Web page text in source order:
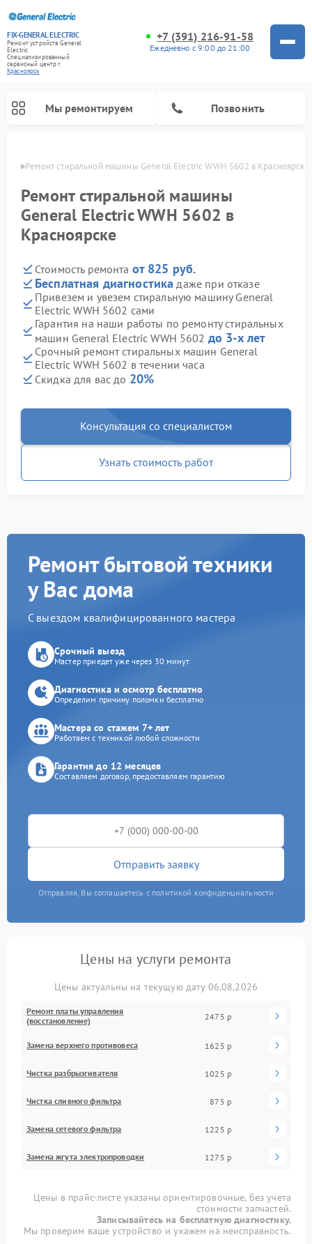
FIX-GENERAL ELECTRIC
Ремонт устройств General
Electric
Специализированный
cервисный центр г.
Красноярск
+7 (391) 216-91-58
Ежедневно с 9:00 до 21:00
Мы ремонтируем Позвонить
Ремонт стиральной машины General Electric WWH 5602 в Красноярске
Ремонт стиральной машины
General Electric WWH 5602 в
Красноярске
Стоимость ремонта от 825 руб.
Бесплатная диагностика даже при отказе
Привезем и увезем стиральную машину General
Electric WWH 5602 сами
Гарантия на наши работы по ремонту стиральных
машин General Electric WWH 5602 до 3-х лет
Срочный ремонт стиральных машин General
Electric WWH 5602 в течении часа
Скидка для вас до 20%
Консультация со специалистом
Узнать стоимость работ
Ремонт бытовой техники
у Вас дома
С выездом квалифицированного мастера
Срочный выезд
Мастер приедет уже через 30 минут
Диагностика и осмотр бесплатно
Определим причину поломки бесплатно
Мастера со стажем 7+ лет
Работаем с техникой любой сложности
Гарантия до 12 месяцев
Составляем договор, предоставляем гарантию
Отправить заявку
Отправляя, Вы соглашаетесь с политикой конфиденциальности
Цены на услуги ремонта
Цены актуальны на текущую дату 06.08.2026
Ремонт платы управления
(восстановление)
2475 р
Замена верхнего противовеса 1625 р
Чистка разбрызгивателя 1025 р
Чистка сливного фильтра 875 р
Замена сетевого фильтра 1225 р
Замена жгута электропроводки 1275 р
Цены в прайс-листе указаны ориентировочные, без учета
стоимости запчастей.
Записывайтесь на бесплатную диагностику.
Мы проверим ваше устройство и укажем на неисправность.